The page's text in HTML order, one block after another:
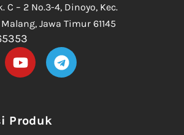
Produk
C – 2 No.3-4, Dinoyo, Kec.
Jawa Timur 61145